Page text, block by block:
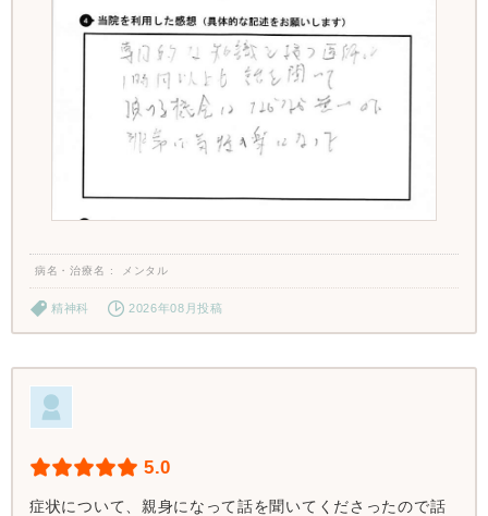
病名・治療名 メンタル
精神科 2026年08月投稿
5.0
症状について、親身になって話を聞いてくださったので話